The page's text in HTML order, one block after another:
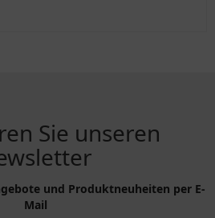
Sie unseren
und Produktneuheiten per E-
Mail